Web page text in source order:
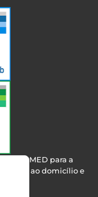
para a
saúde ao domicílio e